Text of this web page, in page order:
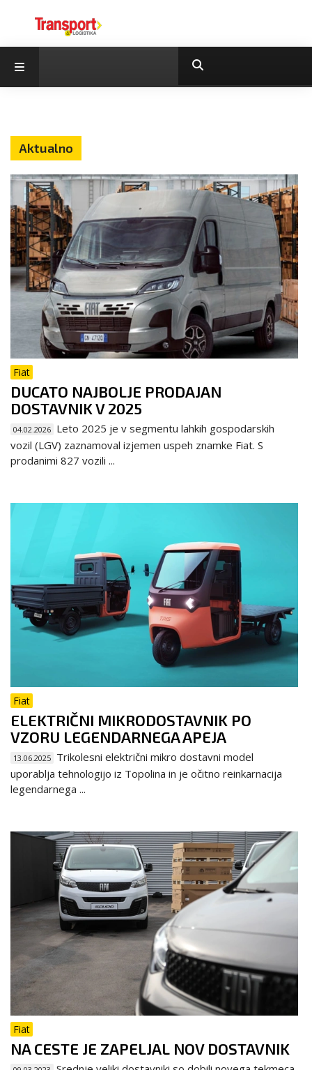
Aktualno
Fiat
DUCATO NAJBOLJE PRODAJAN
DOSTAVNIK V 2025
04.02.2026 Leto 2025 je v segmentu lahkih gospodarskih
vozil (LGV) zaznamoval izjemen uspeh znamke Fiat. S
prodanimi 827 vozili ...
Fiat
ELEKTRIČNI MIKRODOSTAVNIK PO
VZORU LEGENDARNEGA APEJA
13.06.2025 Trikolesni električni mikro dostavni model
uporablja tehnologijo iz Topolina in je očitno reinkarnacija
legendarnega ...
Fiat
NA CESTE JE ZAPELJAL NOV DOSTAVNIK